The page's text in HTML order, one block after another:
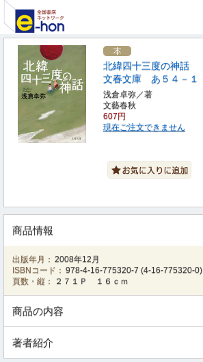
北緯四十三度の神話
文春文庫 あ５４－１
浅倉卓弥／著
文藝春秋
607円
現在ご注文できません
商品情報
出版年月： 2008年12月
ISBNコード： 978-4-16-775320-7 (4-16-775320-0)
頁数・縦：
２７１Ｐ １６ｃｍ
商品の内容
著者紹介